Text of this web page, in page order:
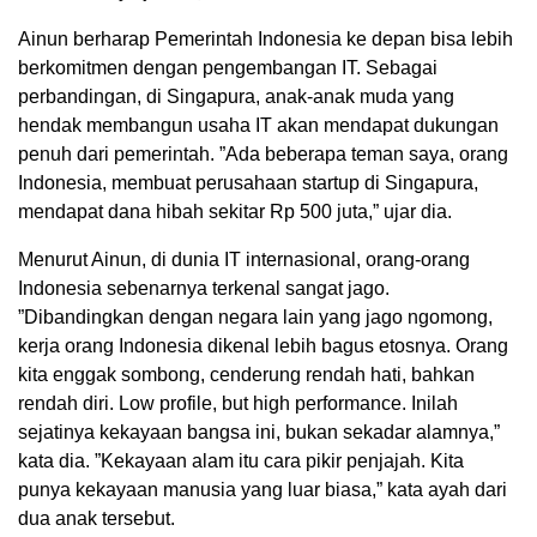
Ainun berharap Pemerintah Indonesia ke depan bisa lebih
berkomitmen dengan pengembangan IT. Sebagai
perbandingan, di Singapura, anak-anak muda yang
hendak membangun usaha IT akan mendapat dukungan
penuh dari pemerintah. ”Ada beberapa teman saya, orang
Indonesia, membuat perusahaan startup di Singapura,
mendapat dana hibah sekitar Rp 500 juta,” ujar dia.
Menurut Ainun, di dunia IT internasional, orang-orang
Indonesia sebenarnya terkenal sangat jago.
”Dibandingkan dengan negara lain yang jago ngomong,
kerja orang Indonesia dikenal lebih bagus etosnya. Orang
kita enggak sombong, cenderung rendah hati, bahkan
rendah diri. Low profile, but high performance. Inilah
sejatinya kekayaan bangsa ini, bukan sekadar alamnya,”
kata dia. ”Kekayaan alam itu cara pikir penjajah. Kita
punya kekayaan manusia yang luar biasa,” kata ayah dari
dua anak tersebut.